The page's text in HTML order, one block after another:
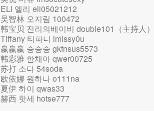
ELI 엘리 eli05021212
吴智林 오지림 100472
韩宝贝 진리의베이비 double101（主持人）
Tiffany 티파니 imissy0u
赢赢赢 승승승 gkfnsus5573
韩彩雅 한채아 qwer00725
苏打 소다 54soda
欧依娜 원하나 o111na
夏伊 하이 qwas33
赫西 핫세 hotse777